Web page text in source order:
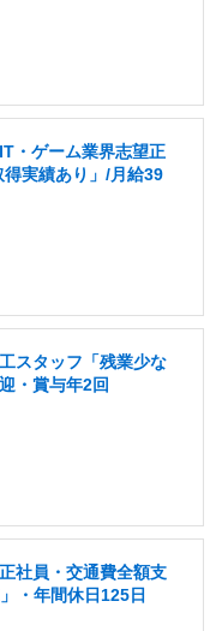
・ゲーム業界志望正
実績あり」/月給39
スタッフ「残業少な
・賞与年2回
社員・交通費全額支
・年間休日125日